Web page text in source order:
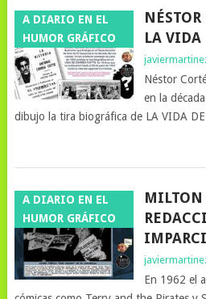
A DIARIO EN EL
HUMOR GRÁFICO
LA VIDA
Néstor
en la
dibujo la tira biográfica de LA VIDA DE
A DIARIO EN EL
HUMOR GRÁFICO
MILTON
En 1962 el